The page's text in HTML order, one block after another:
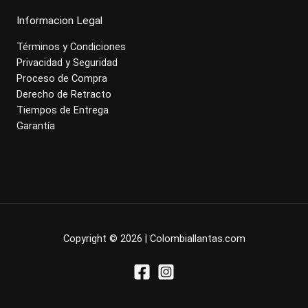
Informacion Legal
Términos y Condiciones
Privacidad y Seguridad
Proceso de Compra
Derecho de Retracto
Tiempos de Entrega
Garantía
Copyright © 2026 | Colombiallantas.com